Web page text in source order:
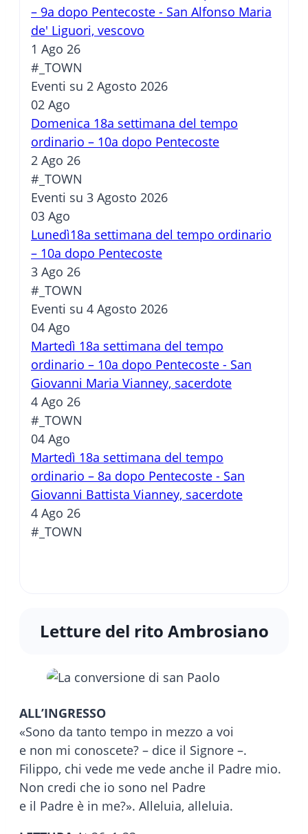
– 9a dopo Pentecoste - San Alfonso Maria
de' Liguori, vescovo
1 Ago 26
#_TOWN
Eventi su 2 Agosto 2026
02 Ago
Domenica 18a settimana del tempo
ordinario – 10a dopo Pentecoste
2 Ago 26
#_TOWN
Eventi su 3 Agosto 2026
03 Ago
Lunedì18a settimana del tempo ordinario
– 10a dopo Pentecoste
3 Ago 26
#_TOWN
Eventi su 4 Agosto 2026
04 Ago
Martedì 18a settimana del tempo
ordinario – 10a dopo Pentecoste - San
Giovanni Maria Vianney, sacerdote
4 Ago 26
#_TOWN
04 Ago
Martedì 18a settimana del tempo
ordinario – 8a dopo Pentecoste - San
Giovanni Battista Vianney, sacerdote
4 Ago 26
#_TOWN
Letture del rito Ambrosiano
ALL’INGRESSO
«Sono da tanto tempo in mezzo a voi
e non mi conoscete? – dice il Signore –.
Filippo, chi vede me vede anche il Padre mio.
Non credi che io sono nel Padre
e il Padre è in me?». Alleluia, alleluia.